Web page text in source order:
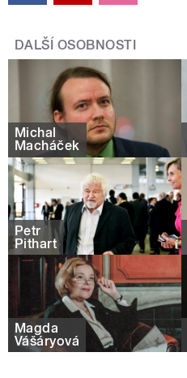
DALŠÍ OSOBNOSTI
Michal
Macháček
Petr
Pithart
Magda
Vášáryová